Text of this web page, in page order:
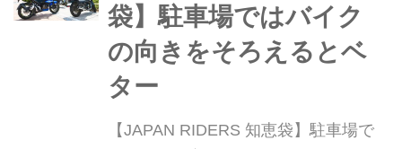
袋】駐車場ではバイク
の向きをそろえるとベ
ター
【JAPAN RIDERS 知恵袋】駐車場で